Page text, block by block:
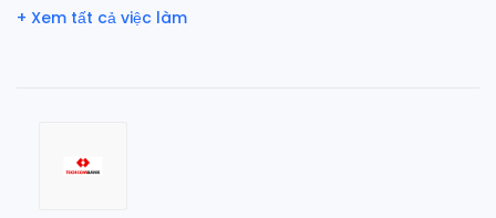
+ Xem tất cả việc làm